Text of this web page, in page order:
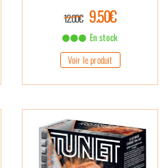
12.00€ 9.50€
En stock
Voir le produit